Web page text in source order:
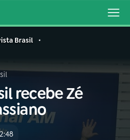
Buscar
Brasil
recebe Zé